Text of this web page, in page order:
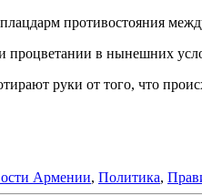
противостояния
процветании в нынешних
руки от того, что
Армении, Политика,